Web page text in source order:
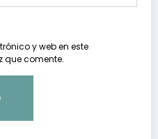
y web en este
que comente.